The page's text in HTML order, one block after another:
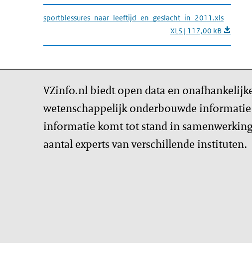
sportblessures_naar_leeftijd_en_geslacht_in_2011.xls
XLS | 117,00 kB
VZinfo.nl biedt open data en
wetenschappelijk onderbouwde
informatie komt tot stand in
aantal experts van verschillende instituten.